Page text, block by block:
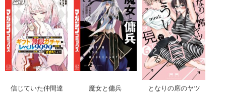
信じていた仲間達 魔女と傭兵 となりの席のヤツ